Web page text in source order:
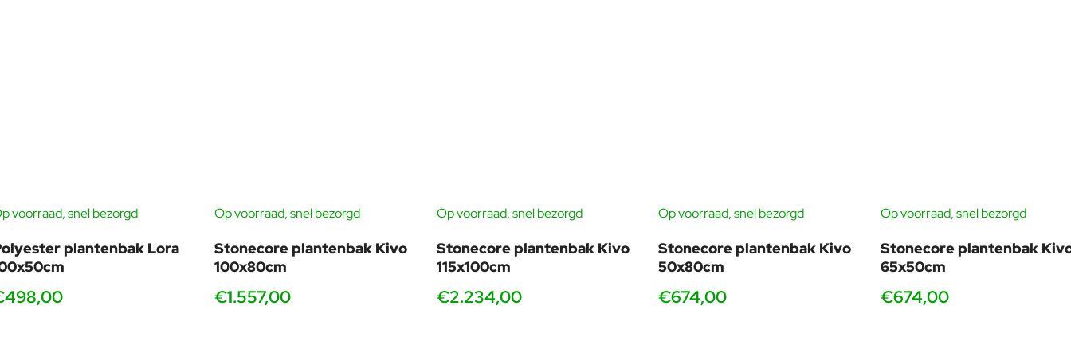
voorraad, snel bezorgd
plantenbak Lora
Op voorraad, snel bezorgd
Stonecore plantenbak Kivo
100x80cm
€1.557,00
Op voorraad, snel bezorgd
Stonecore plantenbak Kivo
115x100cm
€2.234,00
Op voorraad, snel bezorgd
Stonecore plantenbak Kivo
50x80cm
€674,00
Op voorraad, snel bezorgd
Stonecore plantenbak
65x50cm
€674,00